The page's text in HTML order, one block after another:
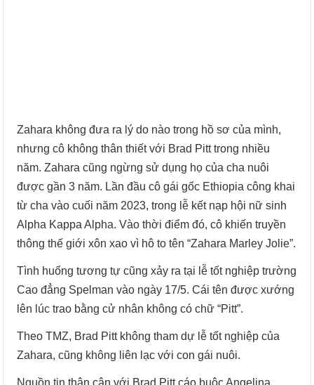
Zahara không đưa ra lý do nào trong hồ sơ của mình,
nhưng cô không thân thiết với Brad Pitt trong nhiều
năm. Zahara cũng ngừng sử dụng họ của cha nuôi
được gần 3 năm. Lần đầu cô gái gốc Ethiopia công khai
từ cha vào cuối năm 2023, trong lễ kết nạp hội nữ sinh
Alpha Kappa Alpha. Vào thời điểm đó, cô khiến truyền
thông thế giới xôn xao vì hô to tên “Zahara Marley Jolie”.
Tình huống tương tự cũng xảy ra tại lễ tốt nghiệp trường
Cao đẳng Spelman vào ngày 17/5. Cái tên được xướng
lên lúc trao bằng cử nhân không có chữ “Pitt”.
Theo TMZ, Brad Pitt không tham dự lễ tốt nghiệp của
Zahara, cũng không liên lạc với con gái nuôi.